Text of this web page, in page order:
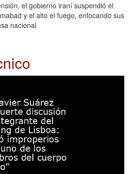
el gobierno iraní suspendió el
y el alto el fuego, enfocando sus
nacional